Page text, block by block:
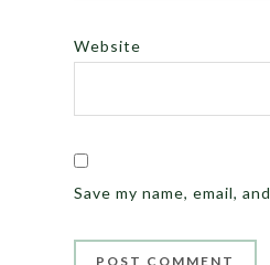
Website
Save my name, email,